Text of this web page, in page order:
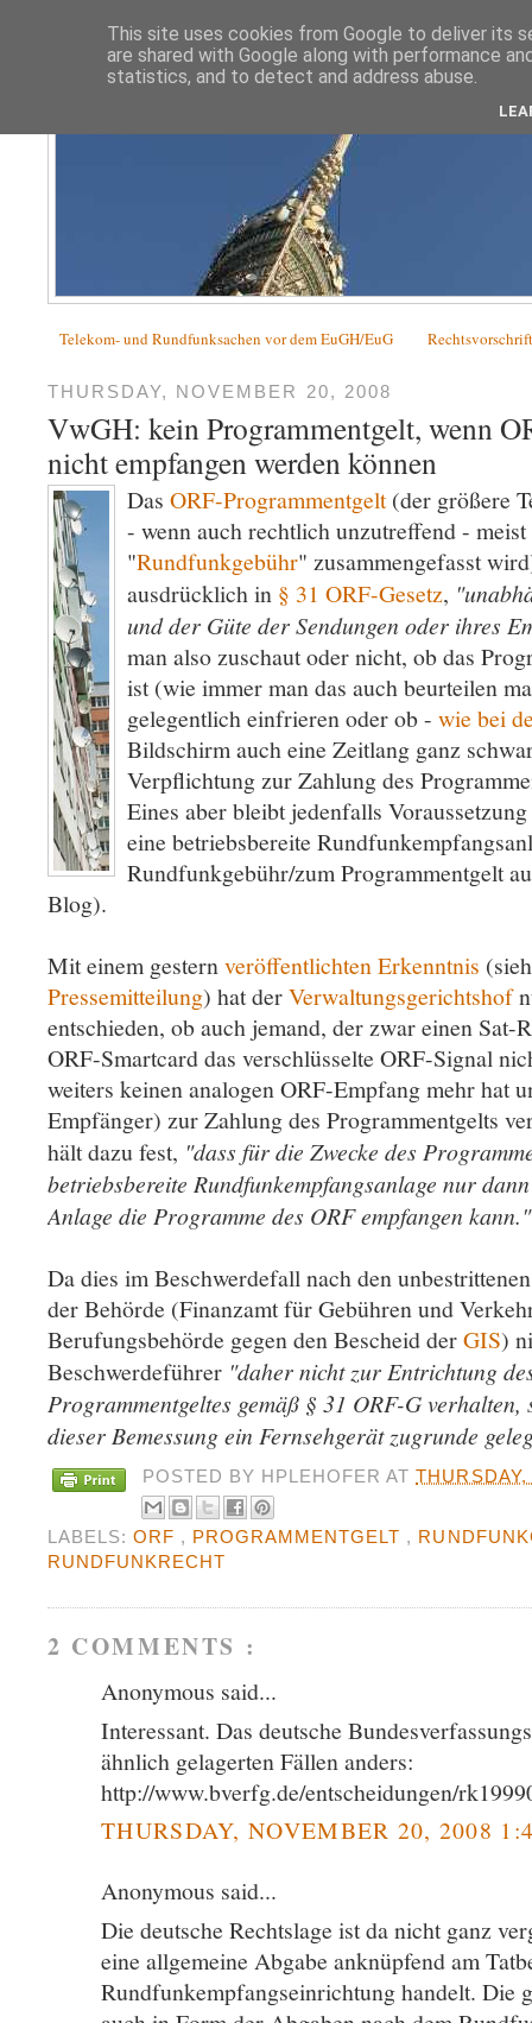
Telekom- und Rundfunksachen vor dem EuGH/EuG
THURSDAY, NOVEMBER 20, 2008
VwGH: kein Programmentgelt, wenn
nicht empfangen werden können
Das ORF-Programmentgelt(der größere
- wenn auch rechtlich unzutreffend -
"Rundfunkgebühr" zusammengefasst
ausdrücklich in § 31 ORF-Gesetz,
und der Güte der Sendungen oder ihres
man also zuschaut oder nicht, ob das
ist (wie immer man das auch beurteilen
gelegentlich einfrieren oder ob - wie bei
Bildschirm auch eine Zeitlang ganz
Verpflichtung zur Zahlung des
Eines aber bleibt jedenfalls
eine betriebsbereite
Rundfunkgebühr/zum Programmentgelt
Blog).
Mit einem gesternveröffentlichten Erkenntnis
Pressemitteilung) hat derVerwaltungsgerichtshof
entschieden, ob auch jemand, der zwar einen Sat-
ORF-Smartcard das verschlüsselte ORF-Signal
weiters keinen analogen ORF-Empfang mehr hat
Empfänger) zur Zahlung des Programmentgelts
hält dazu fest, "dass für die Zwecke des
betriebsbereite Rundfunkempfangsanlage nur
Anlage die Programme des ORF empfangen kann."
Da dies im Beschwerdefall nach den
der Behörde (Finanzamt für Gebühren und
Berufungsbehörde gegen den Bescheid derGIS)
Beschwerdeführer "daher nicht zur Entrichtung
Programmentgeltes gemäß § 31 ORF-G
dieser Bemessung ein Fernsehgerät zugrunde
POSTED BY HPLEHOFERAT
LABELS:ORF , PROGRAMMENTGELT ,
RUNDFUNKRECHT
2 COMMENTS :
Anonymous said...
Interessant. Das deutsche
ähnlich gelagerten Fällen anders:
http://www.bverfg.de/entscheidungen/
THURSDAY, NOVEMBER 20, 2008
Anonymous said...
Die deutsche Rechtslage ist da nicht ganz
eine allgemeine Abgabe anknüpfend am
Rundfunkempfangseinrichtung handelt. Die
This site uses cookies from Google to deliver its
are shared with Google along with performance
statistics, and to detect and address abuse.